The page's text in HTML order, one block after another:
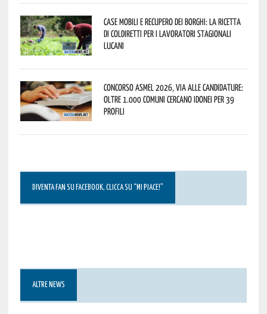
Case mobili e recupero dei borghi: la ricetta
di Coldiretti per i lavoratori stagionali
lucani
Concorso Asmel 2026, via alle candidature:
oltre 1.000 Comuni cercano idonei per 39
profili
DIVENTA FAN SU FACEBOOK, CLICCA SU “MI PIACE!”
ALTRE NEWS